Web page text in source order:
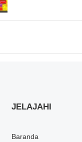
JELAJAHI
Baranda